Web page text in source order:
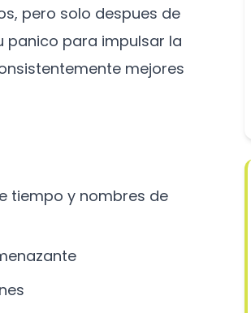
pero solo despues de
panico para impulsar la
mejores
tiempo y nombres de